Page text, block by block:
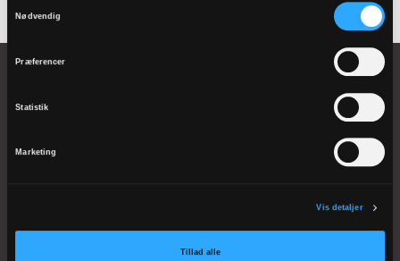
Nødvendig
Præferencer
Statistik
Marketing
Vis detaljer
Tillad alle
FYENS STIFT